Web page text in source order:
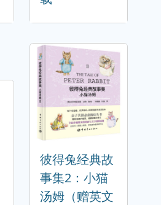
彼得兔经典故
事集2：小猫
汤姆（赠英文